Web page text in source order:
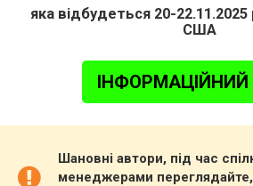
яка відбудеться 20-22.11.2025
США
Шановні автори, під час
менеджерами